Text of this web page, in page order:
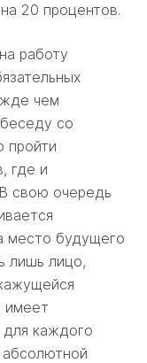
20 процентов.
работу
чем
со
пройти
где и
свою очередь
место будущего
лишь лицо,
имеет
для каждого